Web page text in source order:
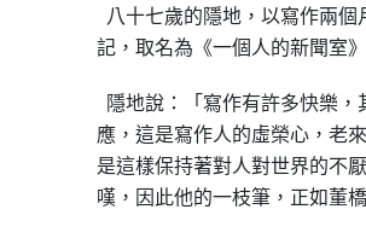
八十七歲的隱地，以寫作兩
記，取名為《一個人的新聞室
隱地說：「寫作有許多快樂
應，這是寫作人的虛榮心，老
是這樣保持著對人對世界的不
嘆，因此他的一枝筆，正如董